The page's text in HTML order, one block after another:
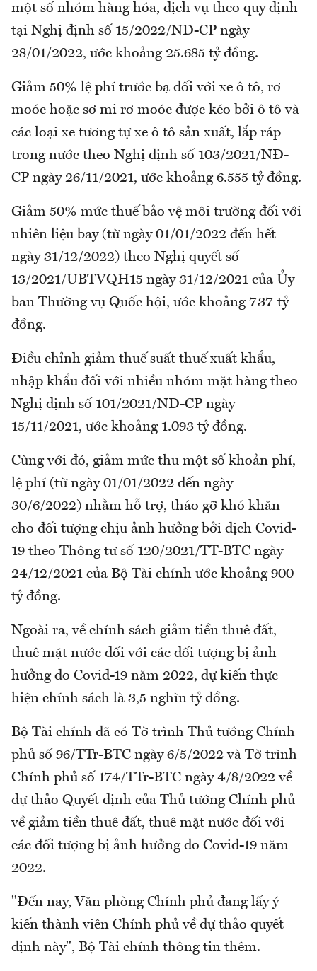
một số nhóm hàng hóa, dịch vụ theo quy định
tại Nghị định số 15/2022/NĐ-CP ngày
28/01/2022, ước khoảng 25.685 tỷ đồng.
Giảm 50% lệ phí trước bạ đối với xe ô tô, rơ
moóc hoặc sơ mi rơ moóc được kéo bởi ô tô và
các loại xe tương tự xe ô tô sản xuất, lắp ráp
trong nước theo Nghị định số 103/2021/NĐ-
CP ngày 26/11/2021, ước khoảng 6.555 tỷ đồng.
Giảm 50% mức thuế bảo vệ môi trường đối với
nhiên liệu bay (từ ngày 01/01/2022 đến hết
ngày 31/12/2022) theo Nghị quyết số
13/2021/UBTVQH15 ngày 31/12/2021 của Ủy
ban Thường vụ Quốc hội, ước khoảng 737 tỷ
đồng.
Điều chỉnh giảm thuế suất thuế xuất khẩu,
nhập khẩu đối với nhiều nhóm mặt hàng theo
Nghị định số 101/2021/ND-CP ngày
15/11/2021, ước khoảng 1.093 tỷ đồng.
Cùng với đó, giảm mức thu một số khoản phí,
lệ phí (từ ngày 01/01/2022 đến ngày
30/6/2022) nhằm hỗ trợ, tháo gỡ khó khăn
cho đối tượng chịu ảnh hưởng bởi dịch Covid-
19 theo Thông tư số 120/2021/TT-BTC ngày
24/12/2021 của Bộ Tài chính ước khoảng 900
tỷ đồng.
Ngoài ra, về chính sách giảm tiền thuê đất,
thuê mặt nước đối với các đối tượng bị ảnh
hưởng do Covid-19 năm 2022, dự kiến thực
hiện chính sách là 3,5 nghìn tỷ đồng.
Bộ Tài chính đã có Tờ trình Thủ tướng Chính
phủ số 96/TTr-BTC ngày 6/5/2022 và Tờ trình
Chính phủ số 174/TTr-BTC ngày 4/8/2022 về
dự thảo Quyết định của Thủ tướng Chính phủ
về giảm tiền thuê đất, thuê mặt nước đối với
các đối tượng bị ảnh hưởng do Covid-19 năm
2022.
"Đến nay, Văn phòng Chính phủ đang lấy ý
kiến thành viên Chính phủ về dự thảo quyết
định này", Bộ Tài chính thông tin thêm.